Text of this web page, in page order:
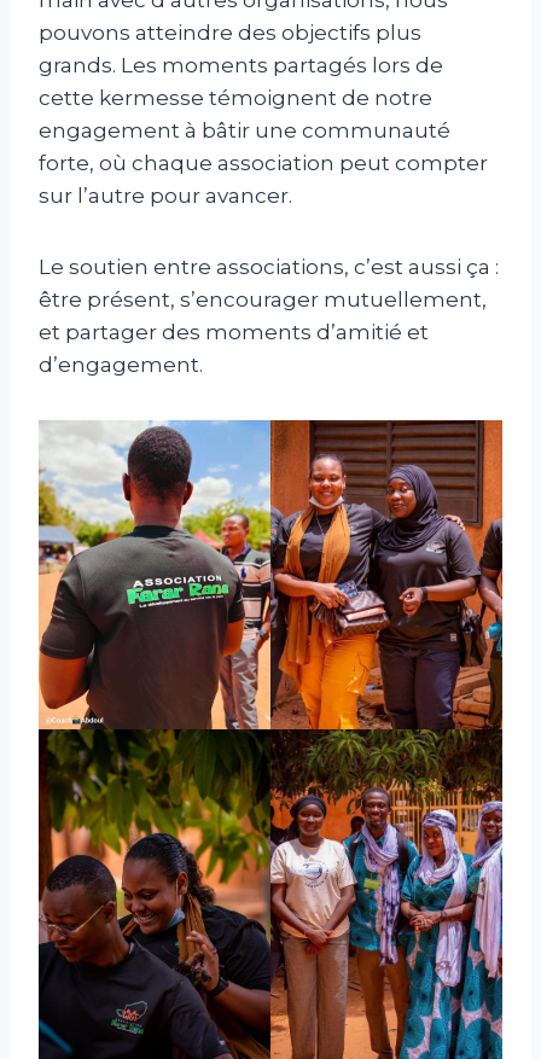
pouvons atteindre des objectifs plus
grands. Les moments partagés lors de
cette kermesse témoignent de notre
engagement à bâtir une communauté
forte, où chaque association peut compter
sur l’autre pour avancer.
Le soutien entre associations, c’est aussi ça :
être présent, s’encourager mutuellement,
et partager des moments d’amitié et
d’engagement.